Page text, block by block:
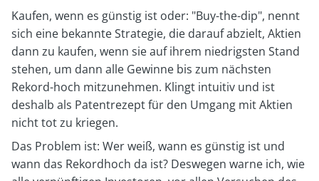
Kaufen, wenn es günstig ist oder: "Buy-the-dip", nennt
sich eine bekannte Strategie, die darauf abzielt, Aktien
dann zu kaufen, wenn sie auf ihrem niedrigsten Stand
stehen, um dann alle Gewinne bis zum nächsten
Rekord-hoch mitzunehmen. Klingt intuitiv und ist
deshalb als Patentrezept für den Umgang mit Aktien
nicht tot zu kriegen.
Das Problem ist: Wer weiß, wann es günstig ist und
wann das Rekordhoch da ist? Deswegen warne ich, wie